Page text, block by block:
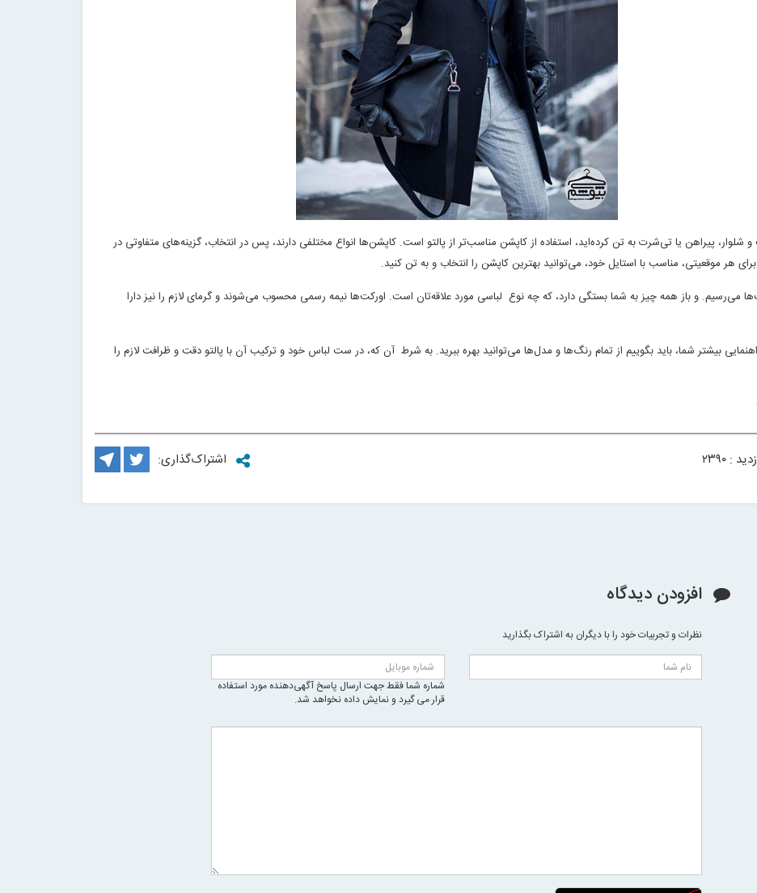
شلوار، پیراهن یا تی‌شرت به تن کرده‌اید، استفاده از کاپشن مناسب‌تر از پالتو است. کاپشن‌ها انواع مختلفی دارند، پس در انتخاب، گزینه‌های متفاوتی در
هر موقعیتی، مناسب با استایل خود، می‌توانید بهترین کاپشن را انتخاب و به تن کنید.
می‌رسیم. و باز همه چیز به شما بستگی دارد، که چه نوع لباسی مورد علاقه‌تان است. اورکت‌ها نیمه رسمی محسوب می‌شوند و گرمای لازم را نیز دارا
بیشتر شما، باید بگوییم از تمام رنگ‌ها و مدل‌ها می‌توانید بهره ببرید. به شرط آن که، در ست لباس خود و ترکیب آن با پالتو دقت و ظرافت لازم را
: ۲۳۹۰ اشتراک‌گذاری:
افزودن دیدگاه
نظرات و تجربیات خود را با دیگران به اشتراک بگذارید
شماره شما فقط جهت ارسال پاسخ آگهی‌دهنده مورد استفاده
قرار می گیرد و نمایش داده نخواهد شد.